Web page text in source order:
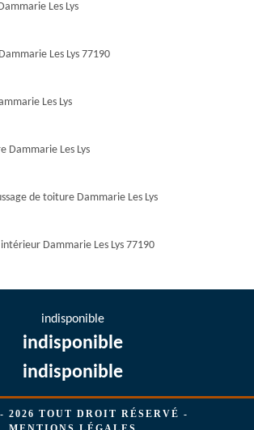
Les Lys
Les Lys 77190
Les Lys
Dammarie Les Lys
de toiture Dammarie Les Lys
Dammarie Les Lys 77190
indisponible
indisponible
indisponible
2026 TOUT DROIT RÉSERVÉ -